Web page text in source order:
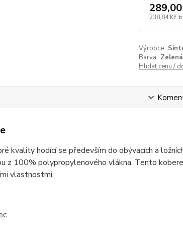
238,84 Kč
Výrobce:
Barva: Zelená
Hlídat cenu /
kvality hodící se především do obývacích a
z 100% polypropylenového vlákna. Tento
vlastnostmi.